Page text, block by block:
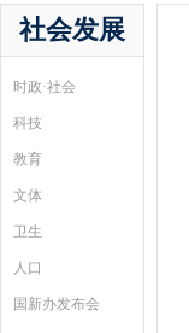
社会发展
时政·社会
科技
教育
文体
卫生
人口
国新办发布会